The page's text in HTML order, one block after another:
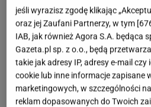
jeśli wyrazisz zgodę klikając
oraz jej Zaufani Partnerzy, w tym [
IAB, jak również Agora S.A. będąca
Gazeta.pl sp. z o.o., będą
takie jak adresy IP, adresy e-mail
cookie lub inne informacje zapisane
marketingowych, w szczególności
reklam dopasowanych do Twoich